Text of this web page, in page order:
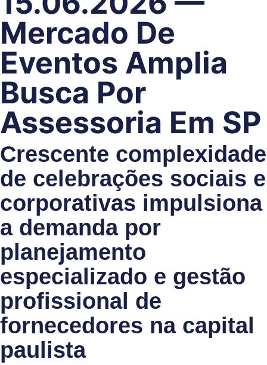
Mercado De
Eventos Amplia
Busca Por
Assessoria Em SP
Crescente complexidade
de celebrações sociais e
corporativas impulsiona
a demanda por
planejamento
especializado e gestão
profissional de
fornecedores na capital
paulista